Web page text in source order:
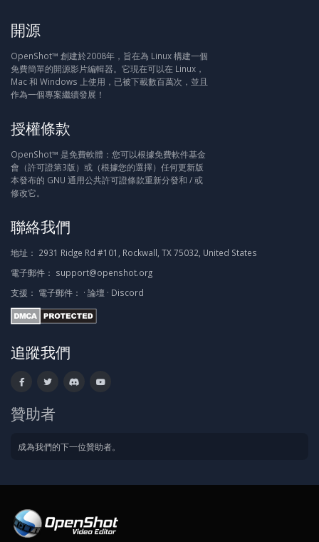
開源
OpenShot™ 創建於2008年，旨在為 Linux 構建一個
免費簡單的開源影片編輯器。它現在可以在 Linux，
Mac 和 Windows 上使用，已被下載數百萬次，並且
作為一個專案繼續發展！
授權條款
OpenShot™ 是免費軟體：您可以根據免費軟件基金
會（許可證第3版）或（根據您的選擇）任何更新版
本發布的 GNU 通用公共許可證條款重新分發和 / 或
修改它。
聯絡我們
地址： 2931 Ridge Rd #101, Rockwall, TX 75032, United States
電子郵件： support@openshot.org
支援： 電子郵件： · 論壇 · Discord
追蹤我們
贊助者
成為我們的下一位贊助者。